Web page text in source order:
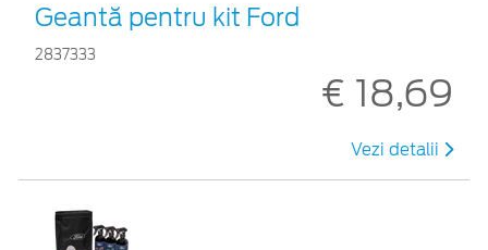
Geantă pentru kit Ford
2837333
€ 18,69
Vezi detalii